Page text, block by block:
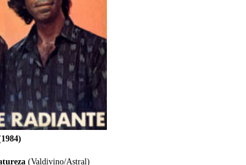
(Valdivino/Astral)